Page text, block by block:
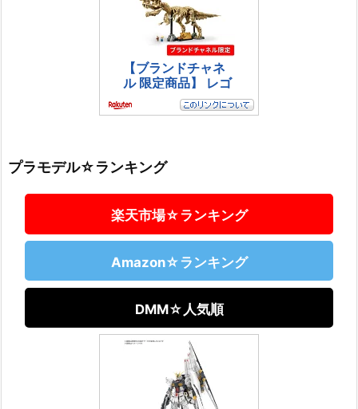
プラモデル☆ランキング
楽天市場☆ランキング
Amazon☆ランキング
DMM☆人気順